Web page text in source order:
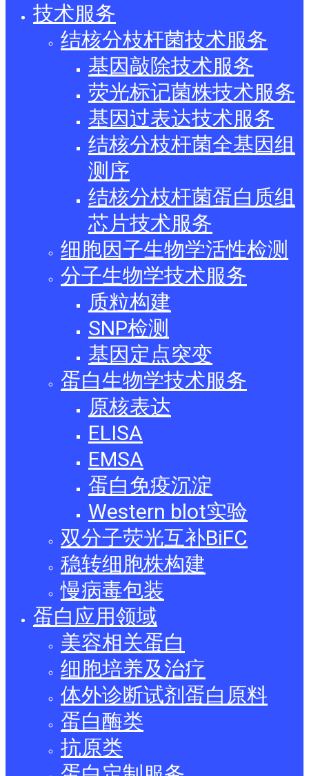
技术服务
结核分枝杆菌技术服务
基因敲除技术服务
荧光标记菌株技术服务
基因过表达技术服务
结核分枝杆菌全基因组
测序
结核分枝杆菌蛋白质组
芯片技术服务
细胞因子生物学活性检测
分子生物学技术服务
质粒构建
SNP检测
基因定点突变
蛋白生物学技术服务
原核表达
ELISA
EMSA
蛋白免疫沉淀
Western blot实验
双分子荧光互补BiFC
稳转细胞株构建
慢病毒包装
蛋白应用领域
美容相关蛋白
细胞培养及治疗
体外诊断试剂蛋白原料
蛋白酶类
抗原类